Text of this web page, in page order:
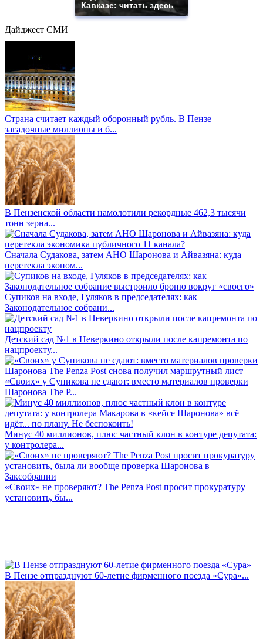
Кавказе: читать здесь
Дайджест СМИ
Страна считает каждый оборонный рубль. В Пензе
загадочные миллионы и б...
В Пензенской области намолотили рекордные 462,3 тысячи
тонн зерна...
Сначала Судакова, затем АНО Шаронова и Айвазяна: куда
перетекла эконом...
Супиков на входе, Гуляков в председателях: как
Законодательное собрани...
Детский сад №1 в Неверкино открыли после капремонта по
нацпроекту...
«Своих» у Супикова не сдают: вместо материалов проверки
Шаронова The P...
Минус 40 миллионов, плюс частный клон в контуре депутата:
у контролера...
«Своих» не проверяют? The Penza Post просит прокуратуру
установить, бы...
В Пензе отпразднуют 60-летие фирменного поезда «Сура»...